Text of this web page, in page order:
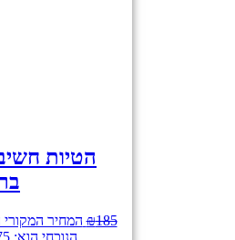
הטיות
₪185 המחיר המקורי